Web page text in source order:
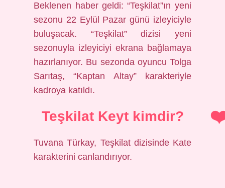
Beklenen haber geldi: “Teşkilat”ın yeni
sezonu 22 Eylül Pazar günü izleyiciyle
buluşacak. “Teşkilat” dizisi yeni
sezonuyla izleyiciyi ekrana bağlamaya
hazırlanıyor. Bu sezonda oyuncu Tolga
Sarıtaş, “Kaptan Altay” karakteriyle
kadroya katıldı.
Teşkilat Keyt kimdir?
Tuvana Türkay, Teşkilat dizisinde Kate
karakterini canlandırıyor.